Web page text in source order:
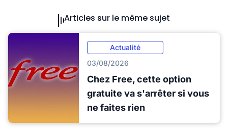
Articles sur le même sujet
Actualité
03/08/2026
Chez Free, cette option
gratuite va s'arrêter si vous
ne faites rien